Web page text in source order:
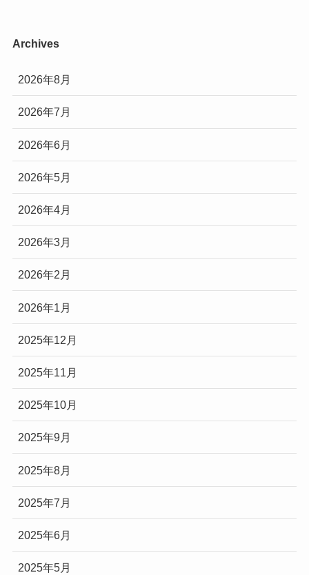
Archives
2026年8月
2026年7月
2026年6月
2026年5月
2026年4月
2026年3月
2026年2月
2026年1月
2025年12月
2025年11月
2025年10月
2025年9月
2025年8月
2025年7月
2025年6月
2025年5月